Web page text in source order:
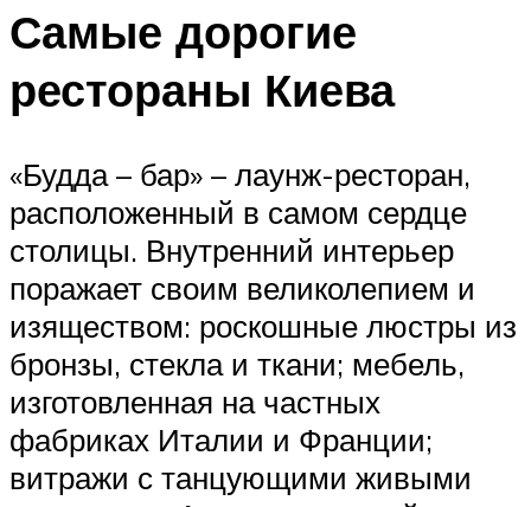
Самые дорогие
рестораны Киева
«Будда – бар» – лаунж-ресторан,
расположенный в самом сердце
столицы. Внутренний интерьер
поражает своим великолепием и
изяществом: роскошные люстры из
бронзы, стекла и ткани; мебель,
изготовленная на частных
фабриках Италии и Франции;
витражи с танцующими живыми